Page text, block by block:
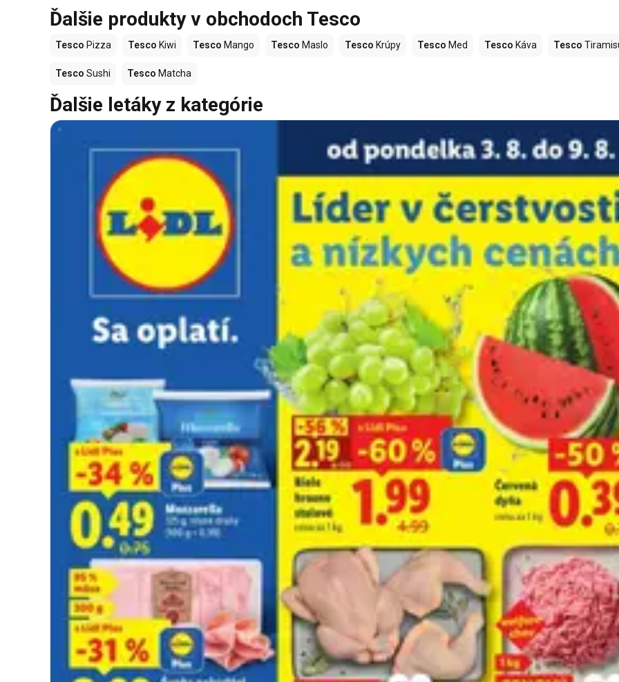
Ďalšie produkty v obchodoch Tesco
Tesco Pizza Tesco Kiwi Tesco Mango Tesco Maslo Tesco Krúpy Tesco Med Tesco Káva Tesco
Tesco Sushi Tesco Matcha
Ďalšie letáky z kategórie